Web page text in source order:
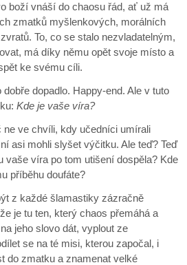
boží vnáší do chaosu řád, ať už má
zmatků myšlenkových, morálních
To, co se stalo nezvladatelným,
má díky němu opět svoje místo a
ke svému cíli.
dopadlo. Happy-end. Ale v tuto
Kde je vaše víra?
ne ve chvíli, kdy učedníci umírali
asi mohli slyšet výčitku. Ale teď? Teď
vaše víra po tom utišení dospěla? Kde
příběhu doufáte?
z každé šlamastiky zázračně
je tu ten, který chaos přemáhá a
jeho slovo dát, vyplout ze
se na té misi, kterou započal, i
do zmatku a znamenat velké